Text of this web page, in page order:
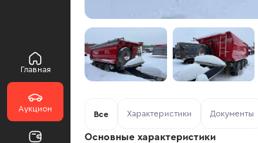
Главная
Аукцион
Все Характеристики Документы
Основные характеристики